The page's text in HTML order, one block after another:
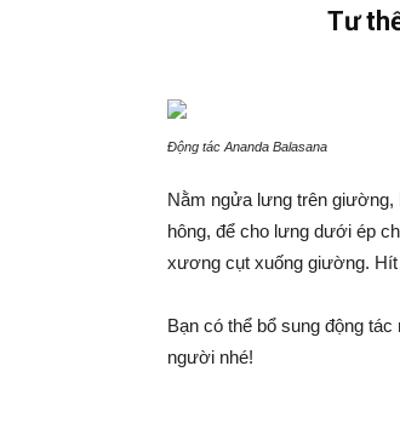
Tư
Động tác Ananda Balasana
Nằm ngửa lưng trên giường,
hông, để cho lưng dưới ép
xương cụt xuống giường.
Bạn có thể bổ sung động
người nhé!